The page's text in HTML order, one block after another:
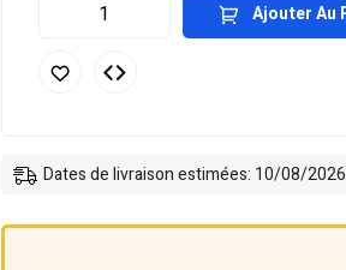
Ajouter Au
Dates de livraison estimées: 10/08/